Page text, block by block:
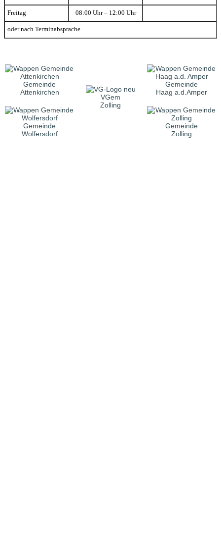
Freitag 08:00 Uhr – 12:00 Uhr
oder nach Terminabsprache
Gemeinde
Attenkirchen
VGem
Zolling
Gemeinde
Haag a.d.Amper
Gemeinde
Wolfersdorf
Gemeinde
Zolling